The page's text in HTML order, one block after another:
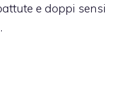
e doppi sensi